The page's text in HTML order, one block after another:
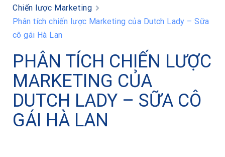
Chiến lược Marketing
Phân tích chiến lược Marketing của Dutch Lady – Sữa
cô gái Hà Lan
PHÂN TÍCH CHIẾN LƯỢC
MARKETING CỦA
DUTCH LADY – SỮA CÔ
GÁI HÀ LAN